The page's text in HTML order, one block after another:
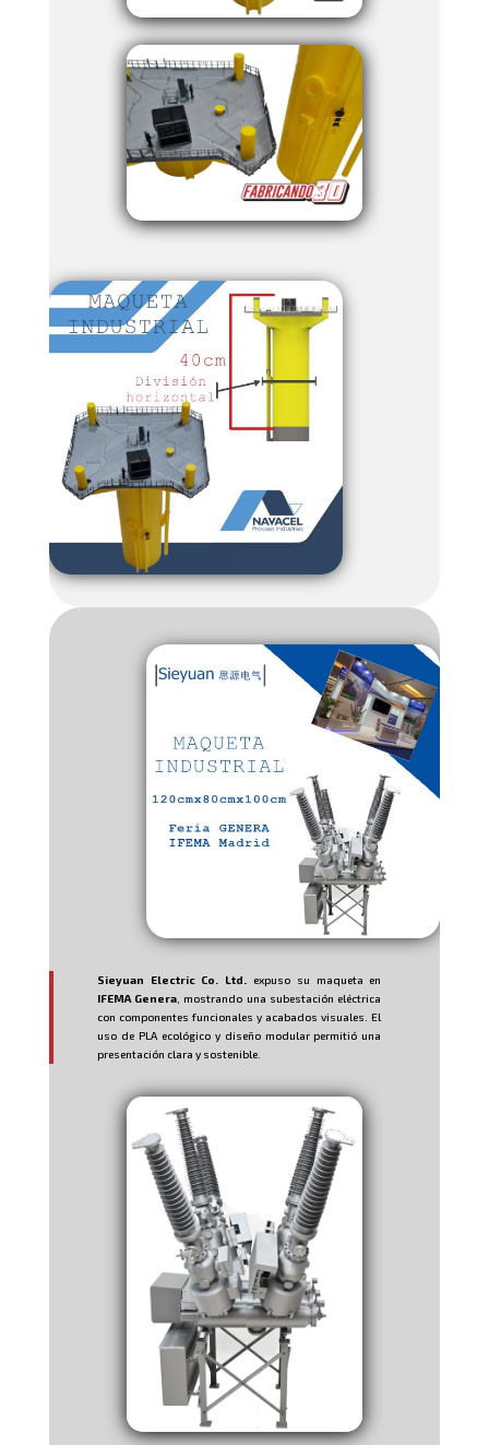
Sieyuan Electric Co. Ltd.
expuso su maqueta en
IFEMA Genera , mostrando una subestación eléctrica
con componentes funcionales y acabados visuales. El
uso de PLA ecológico y diseño modular permitió una
presentación clara y sostenible.